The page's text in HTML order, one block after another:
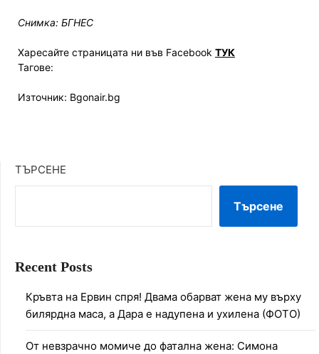
Снимка: БГНЕС
Харесайте страницата ни във Facebook ТУК
Тагове:
Източник: Bgonair.bg
ТЪРСЕНЕ
Търсене
Recent Posts
Кръвта на Ервин спря! Двама обарват жена му върху
билярдна маса, а Дара е надупена и ухилена (ФОТО)
От невзрачно момиче до фатална жена: Симона